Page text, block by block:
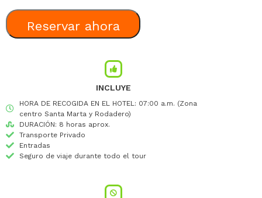
Reservar ahora
INCLUYE
HORA DE RECOGIDA EN EL HOTEL: 07:00 a.m. (Zona
centro Santa Marta y Rodadero)
DURACIÓN: 8 horas aprox.
Transporte Privado
Entradas
Seguro de viaje durante todo el tour